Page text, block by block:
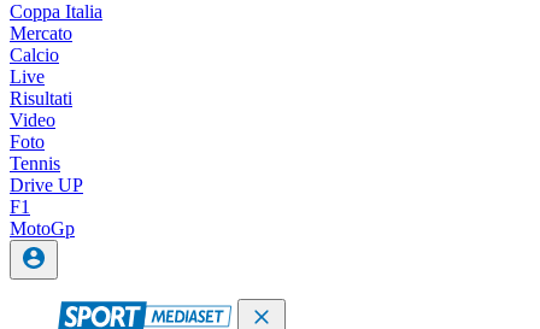
Coppa Italia
Mercato
Calcio
Live
Risultati
Video
Foto
Tennis
Drive UP
F1
MotoGp